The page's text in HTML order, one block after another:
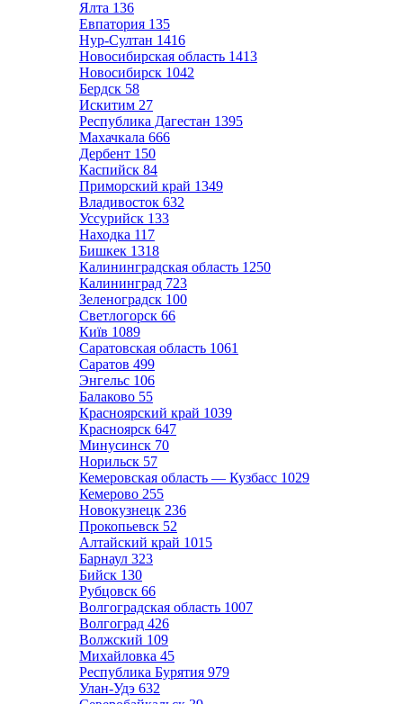
Ялта 136
Евпатория 135
Нур-Султан 1416
Новосибирская область 1413
Новосибирск 1042
Бердск 58
Искитим 27
Республика Дагестан 1395
Махачкала 666
Дербент 150
Каспийск 84
Приморский край 1349
Владивосток 632
Уссурийск 133
Находка 117
Бишкек 1318
Калининградская область 1250
Калининград 723
Зеленоградск 100
Светлогорск 66
Київ 1089
Саратовская область 1061
Саратов 499
Энгельс 106
Балаково 55
Красноярский край 1039
Красноярск 647
Минусинск 70
Норильск 57
Кемеровская область — Кузбасс 1029
Кемерово 255
Новокузнецк 236
Прокопьевск 52
Алтайский край 1015
Барнаул 323
Бийск 130
Рубцовск 66
Волгоградская область 1007
Волгоград 426
Волжский 109
Михайловка 45
Республика Бурятия 979
Улан-Удэ 632